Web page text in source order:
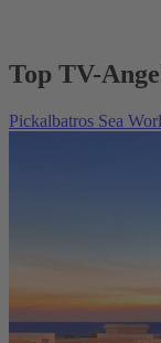
Top TV-
Pickalbatros Sea